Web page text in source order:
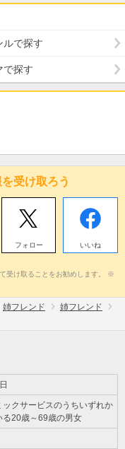
ルで探す
で探す
受け取ろう
フォロー いいね
受け取ることをお勧めします。 ※
姉フレンド
姉フレンド
クサービスのうちいずれか
る20歳～69歳の男女